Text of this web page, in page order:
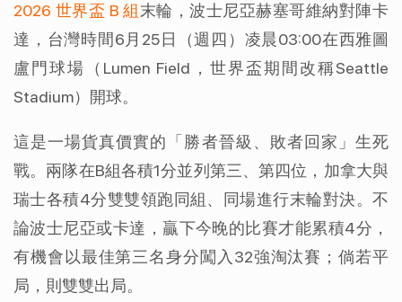
2026 世界盃 B 組末輪，波士尼亞赫塞哥維納對陣卡
達，台灣時間6月25日（週四）凌晨03:00在西雅圖
盧門球場（Lumen Field，世界盃期間改稱Seattle
Stadium）開球。
這是一場貨真價實的「勝者晉級、敗者回家」生死
戰。兩隊在B組各積1分並列第三、第四位，加拿大與
瑞士各積4分雙雙領跑同組、同場進行末輪對決。不
論波士尼亞或卡達，贏下今晚的比賽才能累積4分，
有機會以最佳第三名身分闖入32強淘汰賽；倘若平
局，則雙雙出局。